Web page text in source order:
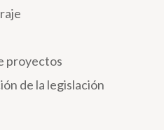
proyectos
de la legislación